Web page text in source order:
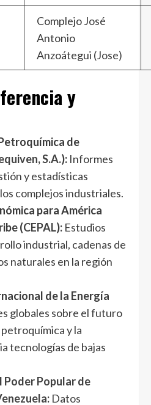
Complejo José
Antonio
Anzoátegui (Jose)
y
de
S.A.): Informes
y estadísticas
complejos industriales.
para América
(CEPAL): Estudios
industrial, cadenas de
naturales en la región
de la Energía
globales sobre el futuro
y la
tecnologías de bajas
Popular de
: Datos